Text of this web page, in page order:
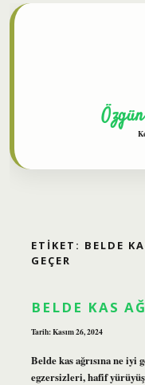
ETIKET: BELDE
GEÇER
BELDE KAS
Tarih: Kasım 26, 2024
Belde kas ağrısına ne iyi
egzersizleri, hafif